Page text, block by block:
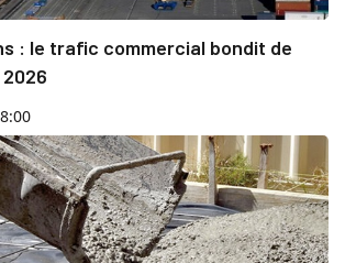
: le trafic commercial bondit de